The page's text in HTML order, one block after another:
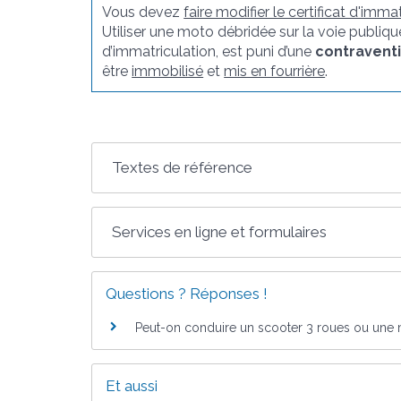
Vous devezfaire modifier le certificat
Utiliser une moto débridée sur la voie
d’immatriculation, est puni d’une
êtreimmobilisé etmis en fourrière.
Textes de référence
Services en ligne et formulaires
Questions ? Réponses !
Peut-on conduire un scooter 3 roues ou une
Et aussi